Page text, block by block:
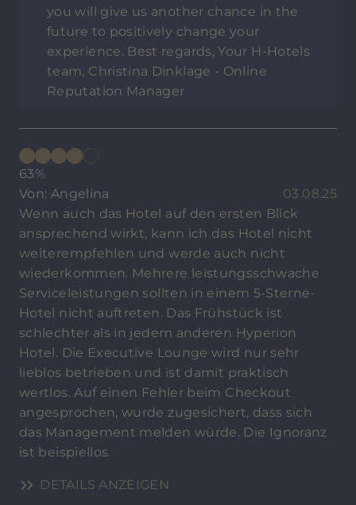
you will give us another chance in the
future to positively change your
experience. Best regards, Your H-Hotels
team, Christina Dinklage - Online
Reputation Manager
63%
Von: Angelina
03.08.25
Wenn auch das Hotel auf den ersten Blick
ansprechend wirkt, kann ich das Hotel nicht
weiterempfehlen und werde auch nicht
wiederkommen. Mehrere leistungsschwache
Serviceleistungen sollten in einem 5-Sterne-
Hotel nicht auftreten. Das Frühstück ist
schlechter als in jedem anderen Hyperion
Hotel. Die Executive Lounge wird nur sehr
lieblos betrieben und ist damit praktisch
wertlos. Auf einen Fehler beim Checkout
angesprochen, wurde zugesichert, dass sich
das Management melden würde. Die Ignoranz
ist beispiellos.
DETAILS ANZEIGEN